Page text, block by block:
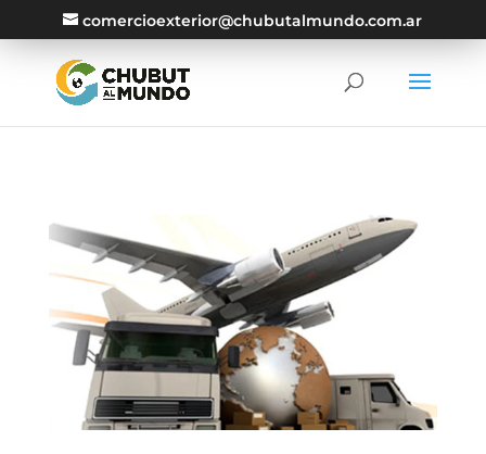
comercioexterior@chubutalmundo.com.ar